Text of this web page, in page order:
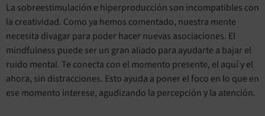
La sobreestimulación e hiperproducción son incompatibles con
la creatividad. Como ya hemos comentado, nuestra mente
necesita divagar para poder hacer nuevas asociaciones. El
mindfulness puede ser un gran aliado para ayudarte a bajar el
ruido mental. Te conecta con el momento presente, el aquí y el
ahora, sin distracciones. Esto ayuda a poner el foco en lo que en
ese momento interese, agudizando la percepción y la atención.